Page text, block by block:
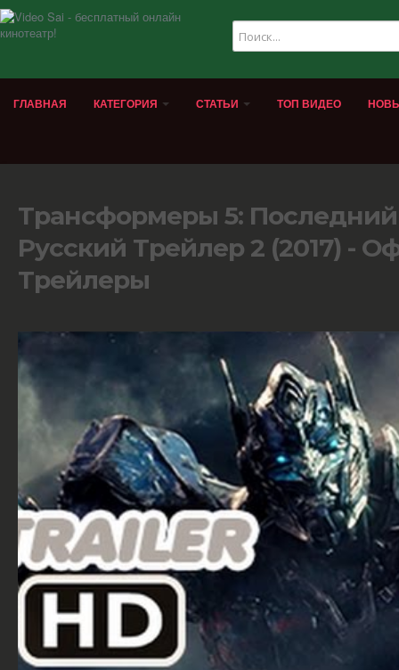
ГЛАВНАЯ КАТЕГОРИЯ СТАТЬИ ТОП ВИДЕО
Трансформеры 5:
Русский Трейлер 2 (2017) -
Трейлеры